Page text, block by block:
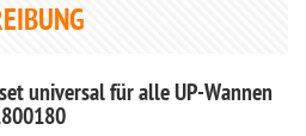
universal für alle UP-Wannen